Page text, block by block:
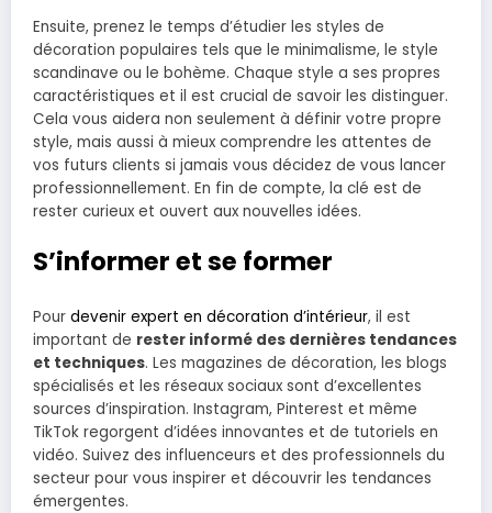
Ensuite, prenez le temps d’étudier les styles de
décoration populaires tels que le minimalisme, le style
scandinave ou le bohème. Chaque style a ses propres
caractéristiques et il est crucial de savoir les distinguer.
Cela vous aidera non seulement à définir votre propre
style, mais aussi à mieux comprendre les attentes de
vos futurs clients si jamais vous décidez de vous lancer
professionnellement. En fin de compte, la clé est de
rester curieux et ouvert aux nouvelles idées.
S’informer et se former
Pour devenir expert en décoration d’intérieur, il est
important de rester informé des dernières tendances
et techniques. Les magazines de décoration, les blogs
spécialisés et les réseaux sociaux sont d’excellentes
sources d’inspiration. Instagram, Pinterest et même
TikTok regorgent d’idées innovantes et de tutoriels en
vidéo. Suivez des influenceurs et des professionnels du
secteur pour vous inspirer et découvrir les tendances
émergentes.